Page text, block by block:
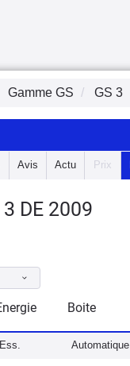
Gamme GS GS 3
Avis Actu Prix
3 DE 2009
Boite
Ess. Automatique